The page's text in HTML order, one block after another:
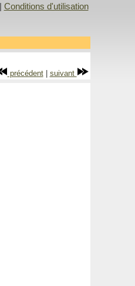
Conditions d'utilisation
précédent| suivant